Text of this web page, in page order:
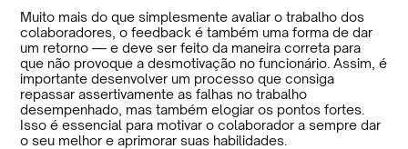
Muito mais do que simplesmente avaliar o trabalho dos
colaboradores, o feedback é também uma forma de dar
um retorno — e deve ser feito da maneira correta para
que não provoque a desmotivação no funcionário. Assim, é
importante desenvolver um processo que consiga
repassar assertivamente as falhas no trabalho
desempenhado, mas também elogiar os pontos fortes.
Isso é essencial para motivar o colaborador a sempre dar
o seu melhor e aprimorar suas habilidades.